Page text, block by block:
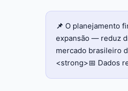
📌 O planejamento
expansão — reduz
mercado brasileiro
<strong>📅 Dados